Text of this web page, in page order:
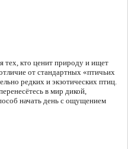
тех, кто ценит природу и ищет
от стандартных «птичьих
редких и экзотических птиц.
в мир дикой,
начать день с ощущением